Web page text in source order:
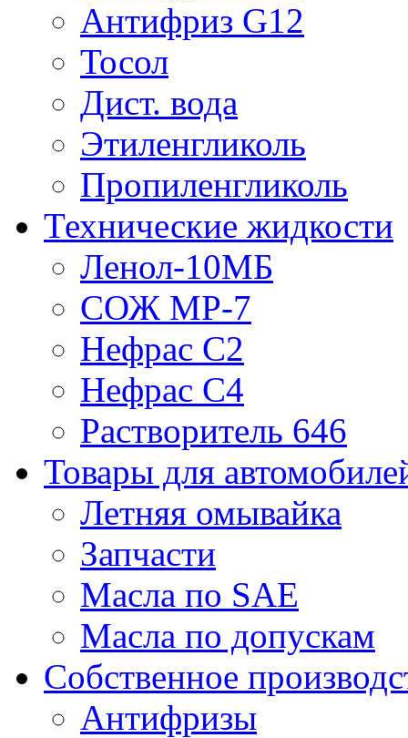
Антифриз G12
Тосол
Дист. вода
Этиленгликоль
Пропиленгликоль
Технические жидкости
Ленол-10МБ
СОЖ МР-7
Нефрас С2
Нефрас С4
Растворитель 646
Товары для
Летняя омывайка
Запчасти
Масла по SAE
Масла по допускам
Собственное
Антифризы